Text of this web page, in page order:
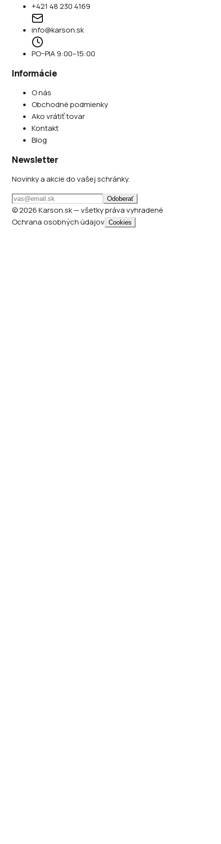
+421 48 230 4169
info@karson.sk
PO–PIA 9:00–15:00
Informácie
O nás
Obchodné podmienky
Ako vrátiť tovar
Kontakt
Blog
Newsletter
Novinky a akcie do vašej schránky.
Odoberať
© 2026 Karson.sk — všetky práva vyhradené
Ochrana osobných údajov Cookies